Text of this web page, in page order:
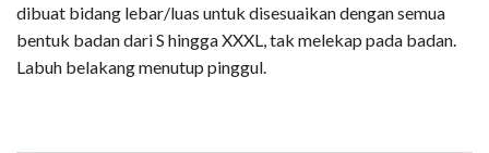
dibuat bidang lebar/luas untuk disesuaikan dengan semua
bentuk badan dari S hingga XXXL, tak melekap pada badan.
Labuh belakang menutup pinggul.